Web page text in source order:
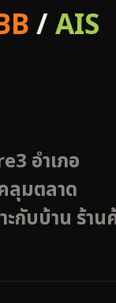
/AIS
อำเภอ
ลุมตลาด
กับบ้าน ร้าน